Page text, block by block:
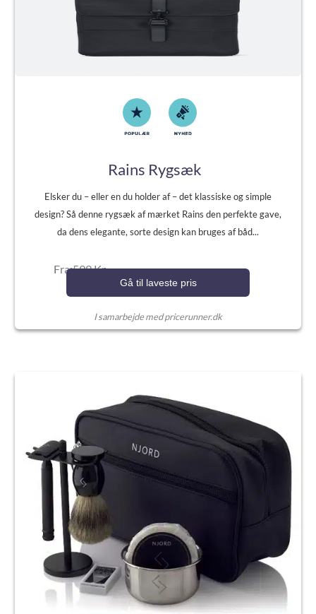
Rains Rygsæk
Elsker du – eller en du holder af – det klassiske og simple
design? Så denne rygsæk af mærket Rains den perfekte gave,
da dens elegante, sorte design kan bruges af båd...
Fra:599 Kr.
Gå til laveste pris
I samarbejde med pricerunner.dk